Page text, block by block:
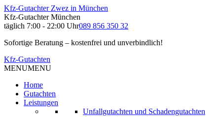
Kfz-Gutachter Zwez in München
Kfz-Gutachter München
täglich 7:00 - 22:00 Uhr089 856 350 32
Sofortige Beratung – kostenfrei und unverbindlich!
Kfz-Gutachten
MENUMENU
Home
Gutachten
Leistungen
Unfallgutachten und Schadengutachten